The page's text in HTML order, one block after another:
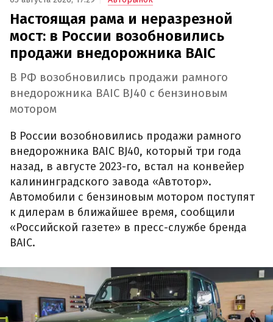
Настоящая рама и неразрезной
мост: в России возобновились
продажи внедорожника BAIC
В РФ возобновились продажи рамного
внедорожника BAIC BJ40 с бензиновым
мотором
В России возобновились продажи рамного
внедорожника BAIC BJ40, который три года
назад, в августе 2023-го, встал на конвейер
калининградского завода «Автотор».
Автомобили с бензиновым мотором поступят
к дилерам в ближайшее время, сообщили
«Российской газете» в пресс-службе бренда
BAIC.